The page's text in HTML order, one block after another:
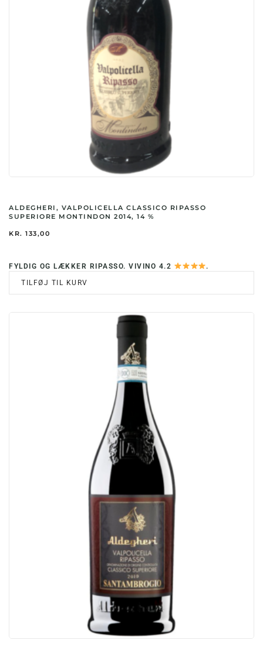
ALDEGHERI, VALPOLICELLA CLASSICO RIPASSO
SUPERIORE MONTINDON 2014, 14 %
KR. 133,00
FYLDIG OG LÆKKER RIPASSO. VIVINO 4.2
.
TILFØJ TIL KURV